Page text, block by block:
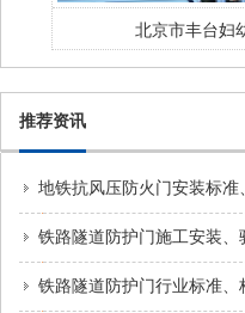
北京市丰台妇
推荐资讯
铁路隧道防护门行业标准、